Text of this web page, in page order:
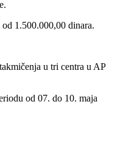
1.500.000,00 dinara.
u tri centra u AP
od 07. do 10. maja